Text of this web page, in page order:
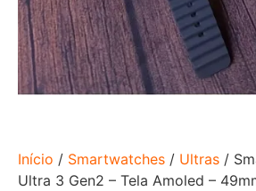
Início / Smartwatches / Ultras /
Ultra 3 Gen2 – Tela Amoled –